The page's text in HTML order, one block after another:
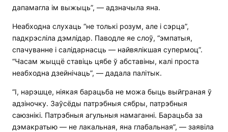
дапамагла ім выжыць”, — адзначыла яна.
Неабходна слухаць “не толькі розум, але і сэрца”,
падкрэсліла дэмлідар. Паводле яе слоў, “эмпатыя,
спачуванне і салідарнасць — найвялікшая супермоц”.
“Часам жыццё ставіць цябе ў абставіны, калі проста
неабходна дзейнічаць”, — дадала палітык.
“І, нарэшце, ніякая барацьба не можа быць выйграная ў
адзіночку. Заўсёды патрэбныя сябры, патрэбныя
саюзнікі. Патрэбныя агульныя намаганні. Барацьба за
дэмакратыю — не лакальная, яна глабальная”, — заявіла